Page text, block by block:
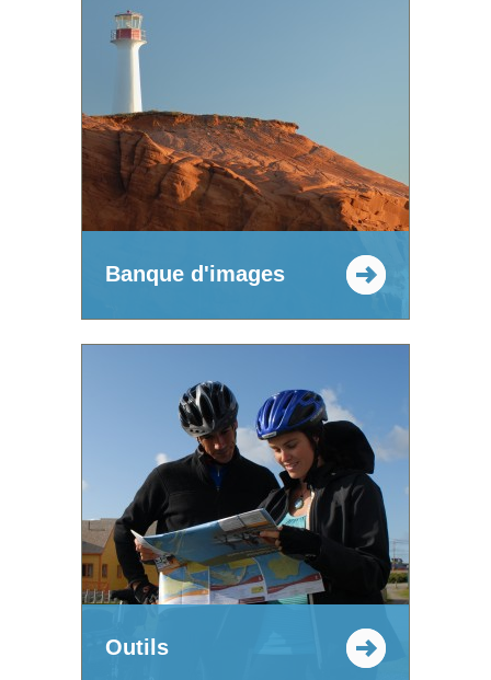
Banque d'images
Outils